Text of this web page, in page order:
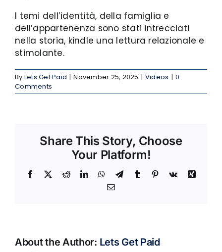
I temi dell’identità, della famiglia e
dell’appartenenza sono stati intrecciati
nella storia, kindle una lettura relazionale e
stimolante.
By Lets Get Paid | November 25, 2025 | Videos | 0
Comments
Share This Story, Choose
Your Platform!
Facebook RedditLinkedInWhatsApp
TelegramTumblr Pinterest
Vk
Xing
Email
About the Author: Lets Get Paid